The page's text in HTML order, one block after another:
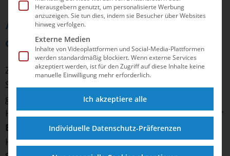
Angelina Köhler schmettert
deutschen Rekord im Halbfinale
Zuvor hatte Angelina Köhler bereits über 50m
Schmetterling mit einem deutschen Rekord
glänzen können. Mit 25,06 Sekunden blieb sie 25
Hundertstel unter ihrer bisherigen Bestmarke. Nur
Beryl Gastaldello(FRA/25,00) war schneller im
Halbfinale, aber auch noch zwei weitere
Herausgebern genutzt, um personalisierte Werbung
anzuzeigen. Sie tun dies, indem sie Besucher über Websites
hinweg verfolgen.
Externe Medien
Inhalte von Videoplattformen und Social-Media-Plattformen
werden standardmäßig blockiert. Wenn externe Services
akzeptiert werden, ist für den Zugriff auf diese Inhalte keine
manuelle Einwilligung mehr erforderlich.
Ich akzeptiere alle
Individuelle Datenschutz-Präferenzen